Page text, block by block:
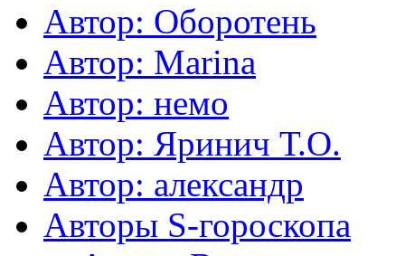
Автор: Оборотень
Автор: Marina
Автор: немo
Автор: Яринич Т.О.
Автор: александр
Авторы S-гороскопа